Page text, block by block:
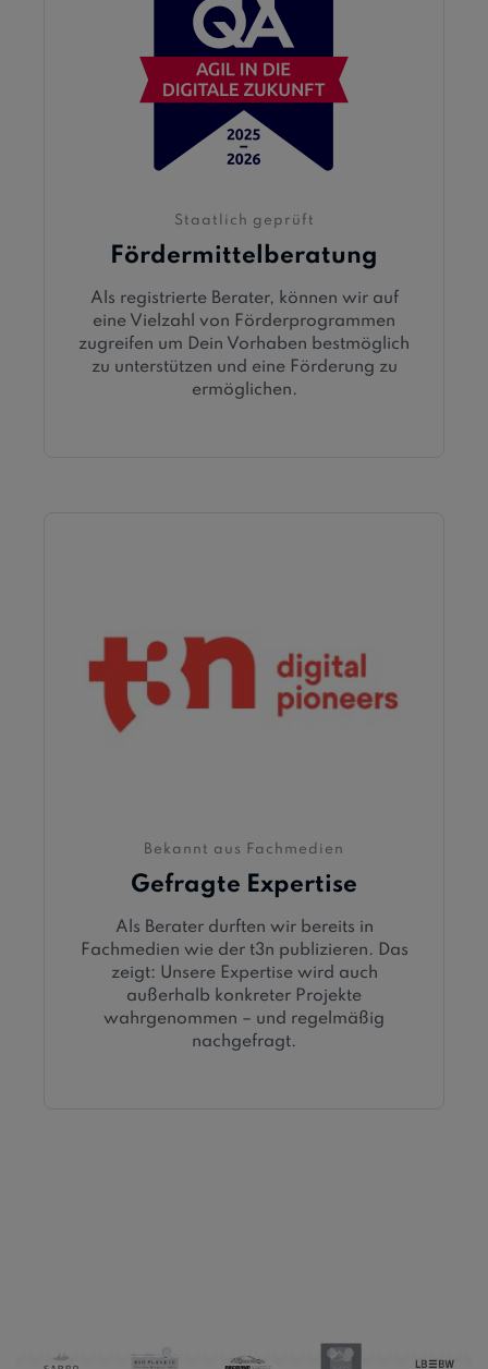
Staatlich geprüft
Fördermittelberatung
Als registrierte Berater, können wir auf
eine Vielzahl von Förderprogrammen
zugreifen um Dein Vorhaben bestmöglich
zu unterstützen und eine Förderung zu
ermöglichen.
Bekannt aus Fachmedien
Gefragte Expertise
Als Berater durften wir bereits in
Fachmedien wie der t3n publizieren. Das
zeigt: Unsere Expertise wird auch
außerhalb konkreter Projekte
wahrgenommen – und regelmäßig
nachgefragt.